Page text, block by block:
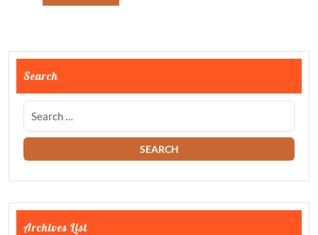
Search
Archives List